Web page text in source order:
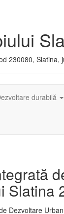
230080, Slatina,
durabilă
Slatina